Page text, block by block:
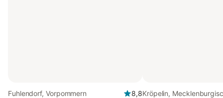
Fuhlendorf, Vorpommern
8,8Kröpelin,